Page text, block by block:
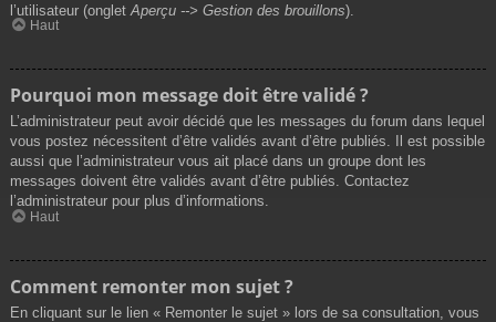
l’utilisateur (onglet Aperçu --> Gestion des brouillons).
Haut
Pourquoi mon message doit être validé ?
L’administrateur peut avoir décidé que les messages du forum dans lequel
vous postez nécessitent d’être validés avant d’être publiés. Il est possible
aussi que l’administrateur vous ait placé dans un groupe dont les
messages doivent être validés avant d’être publiés. Contactez
l’administrateur pour plus d’informations.
Haut
Comment remonter mon sujet ?
En cliquant sur le lien « Remonter le sujet » lors de sa consultation, vous